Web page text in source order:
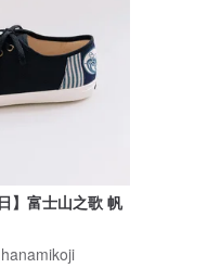
】富士山之歌 帆